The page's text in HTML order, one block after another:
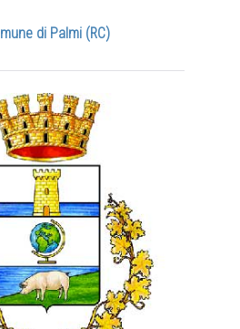
di Palmi (RC)